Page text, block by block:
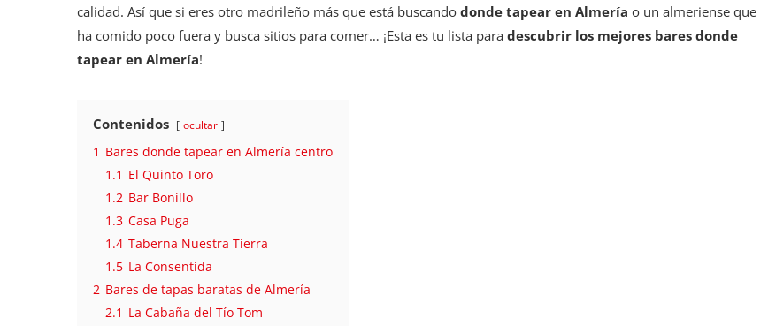
calidad. Así que si eres otro madrileño más que está buscando donde tapear en Almería o un almeriense que
ha comido poco fuera y busca sitios para comer… ¡Esta es tu lista para descubrir los mejores bares donde
tapear en Almería!
Contenidos ocultar
1 Bares donde tapear en Almería centro
1.1 El Quinto Toro
1.2 Bar Bonillo
1.3 Casa Puga
1.4 Taberna Nuestra Tierra
1.5 La Consentida
2 Bares de tapas baratas de Almería
2.1 La Cabaña del Tío Tom